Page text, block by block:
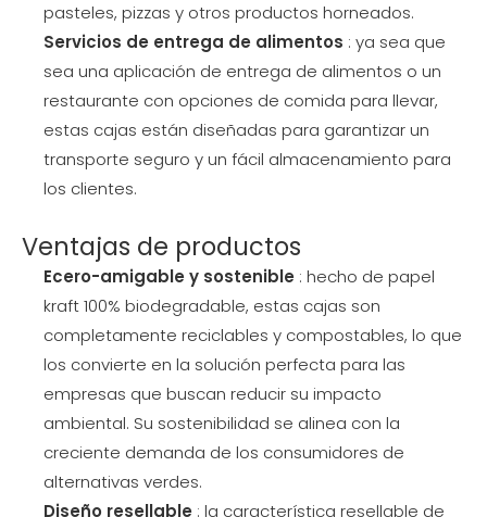
pasteles, pizzas y otros productos horneados.
Servicios de entrega de alimentos : ya sea que
sea una aplicación de entrega de alimentos o un
restaurante con opciones de comida para llevar,
estas cajas están diseñadas para garantizar un
transporte seguro y un fácil almacenamiento para
los clientes.
Ventajas de productos
Ecero-amigable y sostenible : hecho de papel
kraft 100% biodegradable, estas cajas son
completamente reciclables y compostables, lo que
los convierte en la solución perfecta para las
empresas que buscan reducir su impacto
ambiental. Su sostenibilidad se alinea con la
creciente demanda de los consumidores de
alternativas verdes.
Diseño resellable : la característica resellable de